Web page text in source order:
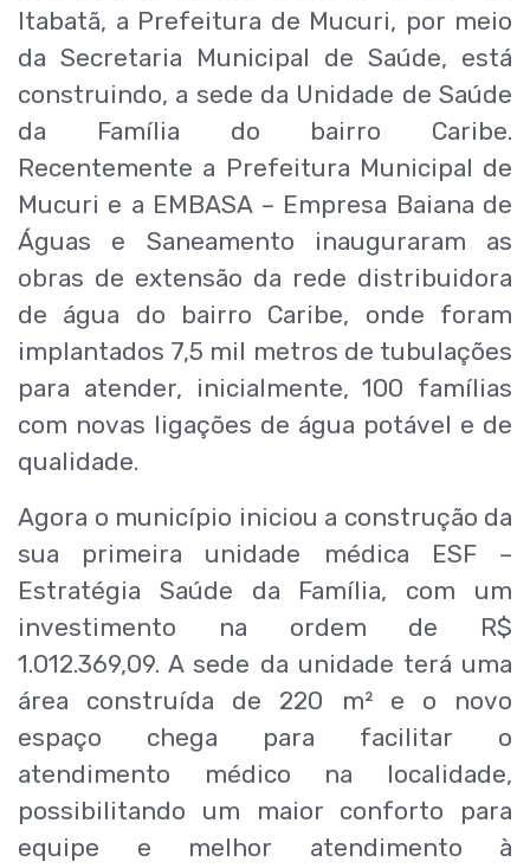
Itabatã, a Prefeitura de Mucuri, por meio
da Secretaria Municipal de Saúde, está
construindo, a sede da Unidade de Saúde
da Família do bairro Caribe.
Recentemente a Prefeitura Municipal de
Mucuri e a EMBASA – Empresa Baiana de
Águas e Saneamento inauguraram as
obras de extensão da rede distribuidora
de água do bairro Caribe, onde foram
implantados 7,5 mil metros de tubulações
para atender, inicialmente, 100 famílias
com novas ligações de água potável e de
qualidade.
Agora o município iniciou a construção da
sua primeira unidade médica ESF –
Estratégia Saúde da Família, com um
investimento na ordem de R$
1.012.369,09. A sede da unidade terá uma
área construída de 220 m² e o novo
espaço chega para facilitar o
atendimento médico na localidade,
possibilitando um maior conforto para
equipe e melhor atendimento à